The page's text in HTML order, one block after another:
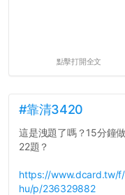
點擊打開全文
#靠清3420
這是洩題了嗎？15分鐘
22題？
https://www.dcard.tw/
hu/p/236329882